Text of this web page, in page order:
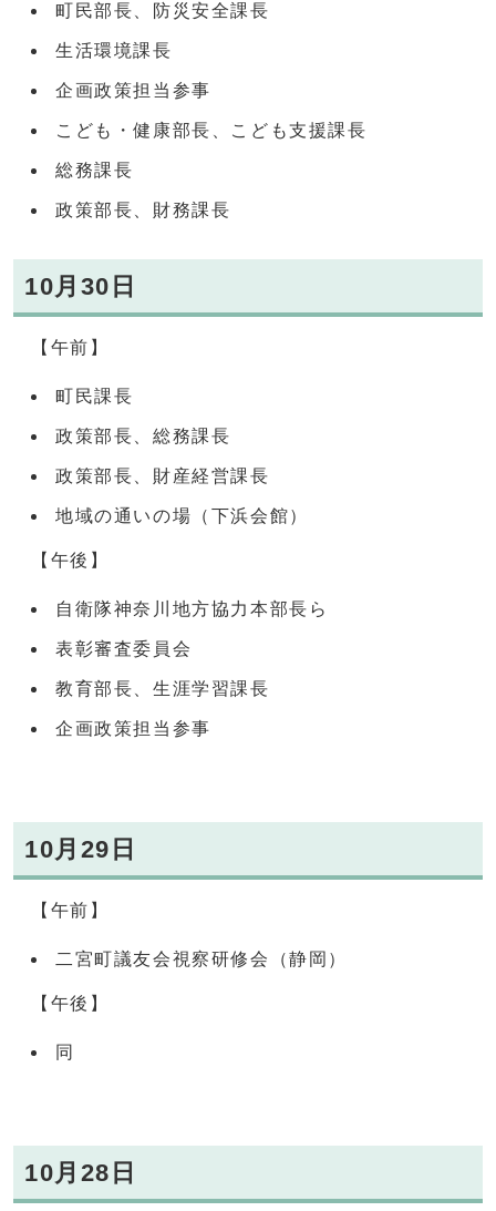
町民部長、防災安全課長
生活環境課長
企画政策担当参事
こども・健康部長、こども支援課長
総務課長
政策部長、財務課長
10月30日
【午前】
町民課長
政策部長、総務課長
政策部長、財産経営課長
地域の通いの場（下浜会館）
【午後】
自衛隊神奈川地方協力本部長ら
表彰審査委員会
教育部長、生涯学習課長
企画政策担当参事
10月29日
【午前】
二宮町議友会視察研修会（静岡）
【午後】
同
10月28日